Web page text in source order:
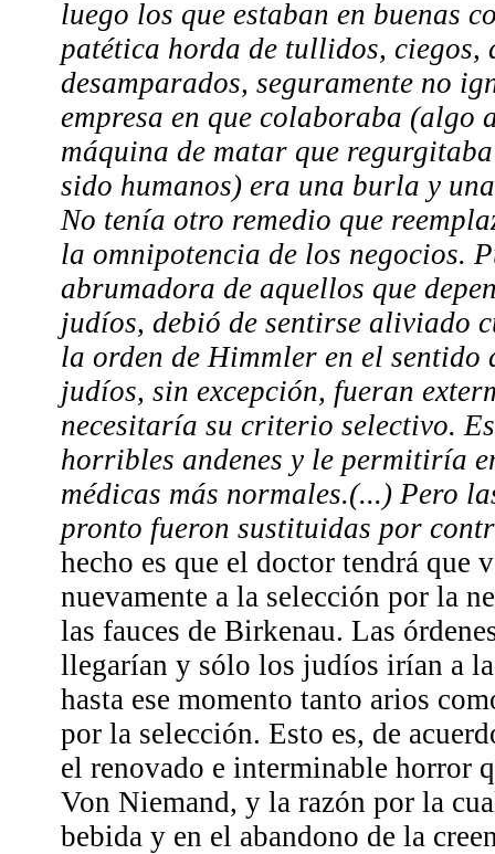
luego los que estaban en buenas
patética horda de tullidos, ciegos,
desamparados, seguramente no
empresa en que colaboraba (algo
máquina de matar que
sido humanos) era una burla y
No tenía otro remedio que
la omnipotencia de los negocios.
abrumadora de aquellos que
judíos, debió de sentirse aliviado
la orden de Himmler en el sentido
judíos, sin excepción, fueran
necesitaría su criterio selectivo.
horribles andenes y le permitiría
médicas más normales.(...) Pero
pronto fueron sustituidas por
hecho es que el doctor tendrá que
nuevamente a la selección por la
las fauces de Birkenau. Las
llegarían y sólo los judíos irían a
hasta ese momento tanto arios
por la selección. Esto es, de
el renovado e interminable horror
Von Niemand, y la razón por la
bebida y en el abandono de la